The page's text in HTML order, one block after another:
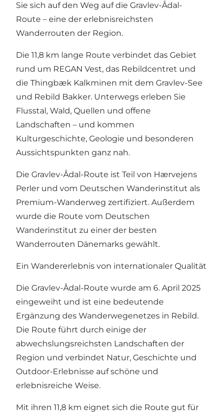
Sie sich auf den Weg auf die Gravlev-Ådal-
Route – eine der erlebnisreichsten
Wanderrouten der Region.
Die 11,8 km lange Route verbindet das Gebiet
rund um REGAN Vest, das Rebildcentret und
die Thingbæk Kalkminen mit dem Gravlev-See
und Rebild Bakker. Unterwegs erleben Sie
Flusstal, Wald, Quellen und offene
Landschaften – und kommen
Kulturgeschichte, Geologie und besonderen
Aussichtspunkten ganz nah.
Die Gravlev-Ådal-Route ist Teil von Hærvejens
Perler und vom Deutschen Wanderinstitut als
Premium-Wanderweg zertifiziert. Außerdem
wurde die Route vom Deutschen
Wanderinstitut zu einer der besten
Wanderrouten Dänemarks gewählt.
Ein Wandererlebnis von internationaler Qualität
Die Gravlev-Ådal-Route wurde am 6. April 2025
eingeweiht und ist eine bedeutende
Ergänzung des Wanderwegenetzes in Rebild.
Die Route führt durch einige der
abwechslungsreichsten Landschaften der
Region und verbindet Natur, Geschichte und
Outdoor-Erlebnisse auf schöne und
erlebnisreiche Weise.
Mit ihren 11,8 km eignet sich die Route gut für